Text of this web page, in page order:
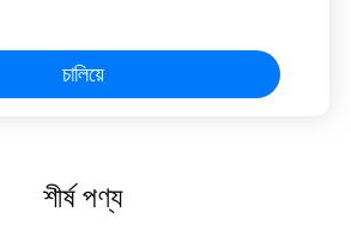
চালিয়ে
শীর্ষ পণ্য